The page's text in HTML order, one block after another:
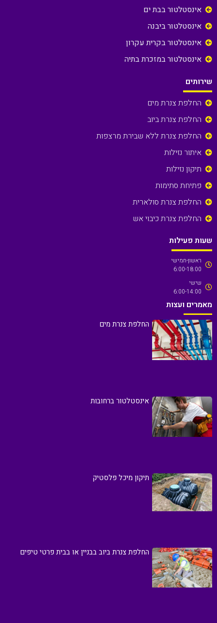
אינסטלטור בבת ים
אינסטלטור ביבנה
אינסטלטור בקרית עקרון
אינסטלטור במזכרת בתיה
שירותים
החלפת צנרת מים
החלפת צנרת ביוב
החלפת צנרת ללא שבירת מרצפות
איתור נזילות
תיקון נזילות
פתיחת סתימות
החלפת צנרת סולארית
החלפת צנרת כיבוי אש
שעות פעילות
ראשון-חמישי
6:00-18:00
שישי
6:00-14:00
מאמרים ועצות
החלפת צנרת מים
אינסטלטור ברחובות
תיקון מיכל פלסטיק
החלפת צנרת ביוב בבניין או בבית פרטי טיפים